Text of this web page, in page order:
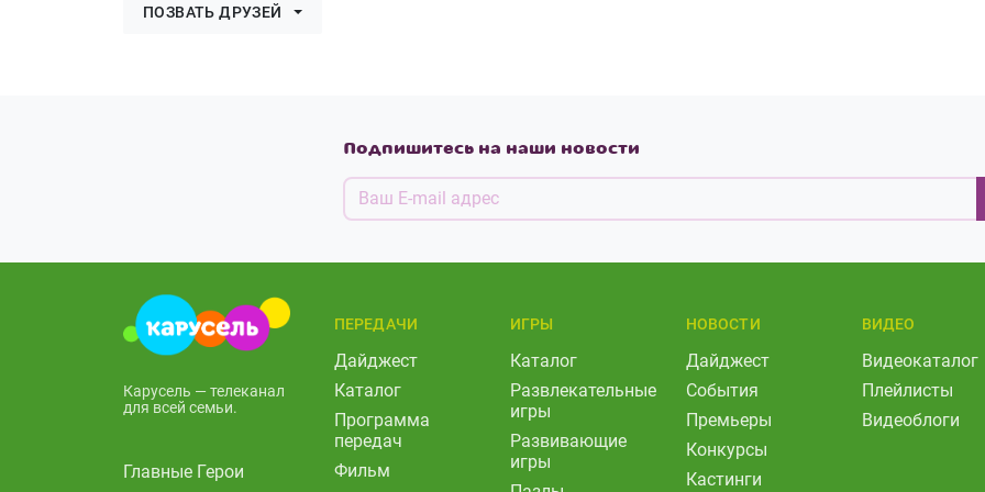
ПОЗВАТЬ ДРУЗЕЙ
Подпишитесь на наши новости
Карусель — телеканал
для всей семьи.
Главные Герои
ПЕРЕДАЧИ
Дайджест
Каталог
Программа
передач
Фильм
ИГРЫ
Каталог
Развлекательные
игры
Развивающие
игры
НОВОСТИ
Дайджест
События
Премьеры
Конкурсы
Кастинги
ВИДЕО
Видеокаталог
Плейлисты
Видеоблоги